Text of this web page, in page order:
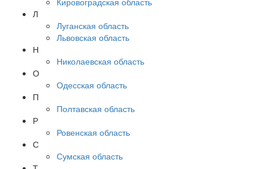
Л
Луганская область
Львовская область
Н
Николаевская область
О
Одесская область
П
Полтавская область
Р
Ровенская область
С
Сумская область